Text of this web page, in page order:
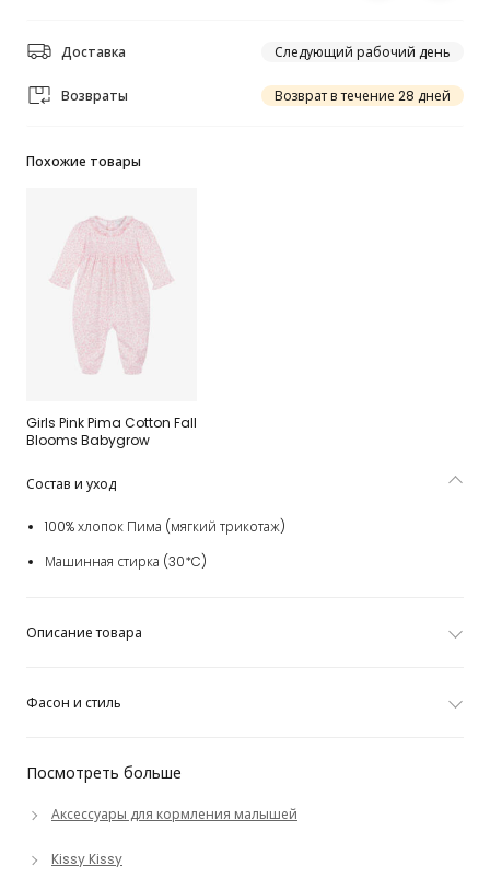
Доставка Следующий рабочий день
Возвраты Возврат в течение 28 дней
Похожие товары
Girls Pink Pima Cotton Fall
Blooms Babygrow
Посмотреть больше
Аксессуары для кормления малышей
Kissy Kissy
Состав и уход
100% хлопок Пима (мягкий трикотаж)
Машинная стирка (30*C)
Описание товара
Фасон и стиль